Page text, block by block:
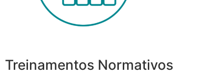
Treinamentos Normativos